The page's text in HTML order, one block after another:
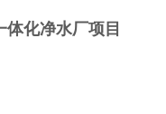
化净水厂项目